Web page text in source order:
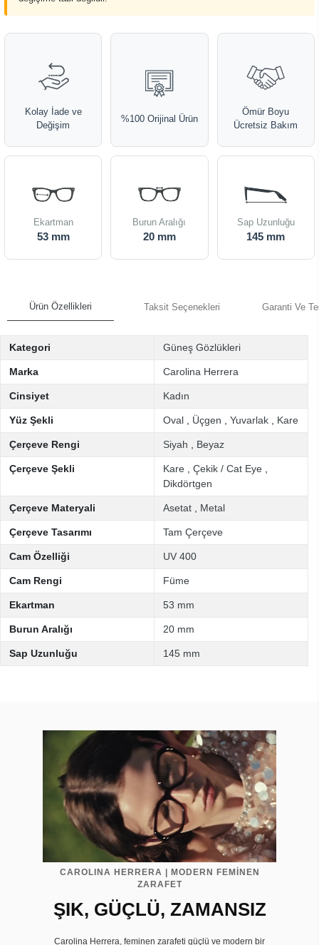
Kolay İade ve
Değişim
%100 Orijinal Ürün
Ömür Boyu
Ücretsiz Bakım
Ekartman
53 mm
Burun Aralığı
20 mm
Sap Uzunluğu
145 mm
Ürün Özellikleri Taksit Seçenekleri Garanti Ve
Kategori Güneş Gözlükleri
Marka Carolina Herrera
Cinsiyet Kadın
Yüz Şekli Oval Üçgen Yuvarlak Kare
Çerçeve Rengi Siyah Beyaz
Çerçeve Şekli Kare Çekik / Cat Eye
Dikdörtgen
Çerçeve Materyali Asetat Metal
Çerçeve Tasarımı Tam Çerçeve
Cam Özelliği UV 400
Cam Rengi Füme
Ekartman 53 mm
Burun Aralığı 20 mm
Sap Uzunluğu 145 mm
CAROLINA HERRERA | MODERN FEMİNEN
ZARAFET
ŞIK, GÜÇLÜ, ZAMANSIZ
Carolina Herrera, feminen zarafeti güçlü ve modern bir